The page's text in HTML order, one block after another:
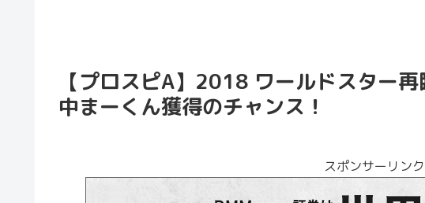
【プロスピA】2018 ワールドスター
中まーくん獲得のチャンス！
スポンサーリンク